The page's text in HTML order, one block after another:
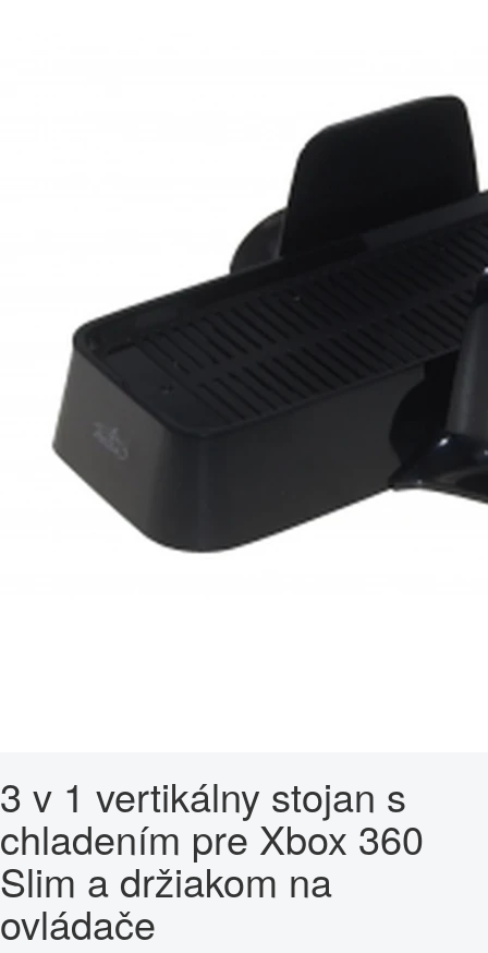
3 v 1 vertikálny stojan s
chladením pre Xbox 360
Slim a držiakom na
ovládače